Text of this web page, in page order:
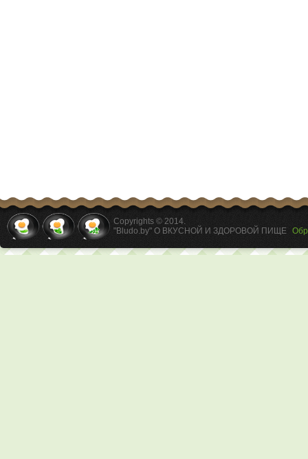
Copyrights © 2014.
"Bludo.by" О ВКУСНОЙ И ЗДОРОВОЙ ПИЩЕ